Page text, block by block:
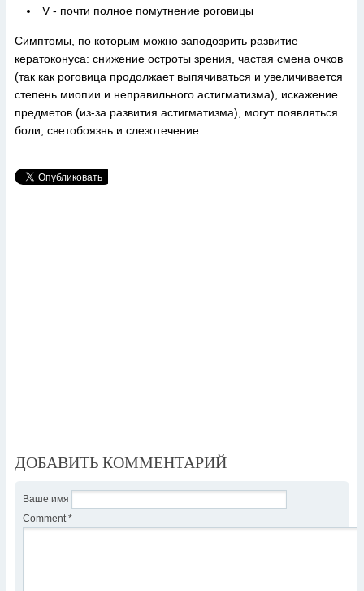
V - почти полное помутнение роговицы
Симптомы, по которым можно заподозрить развитие
кератоконуса: снижение остроты зрения, частая смена очков
(так как роговица продолжает выпячиваться и увеличивается
степень миопии и неправильного астигматизма), искажение
предметов (из-за развития астигматизма), могут появляться
боли, светобоязнь и слезотечение.
ДОБАВИТЬ КОММЕНТАРИЙ
Ваше имя
Comment *